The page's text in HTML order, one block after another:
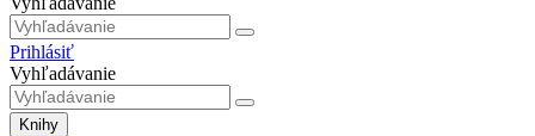
Prihlásiť
Vyhľadávanie
Knihy